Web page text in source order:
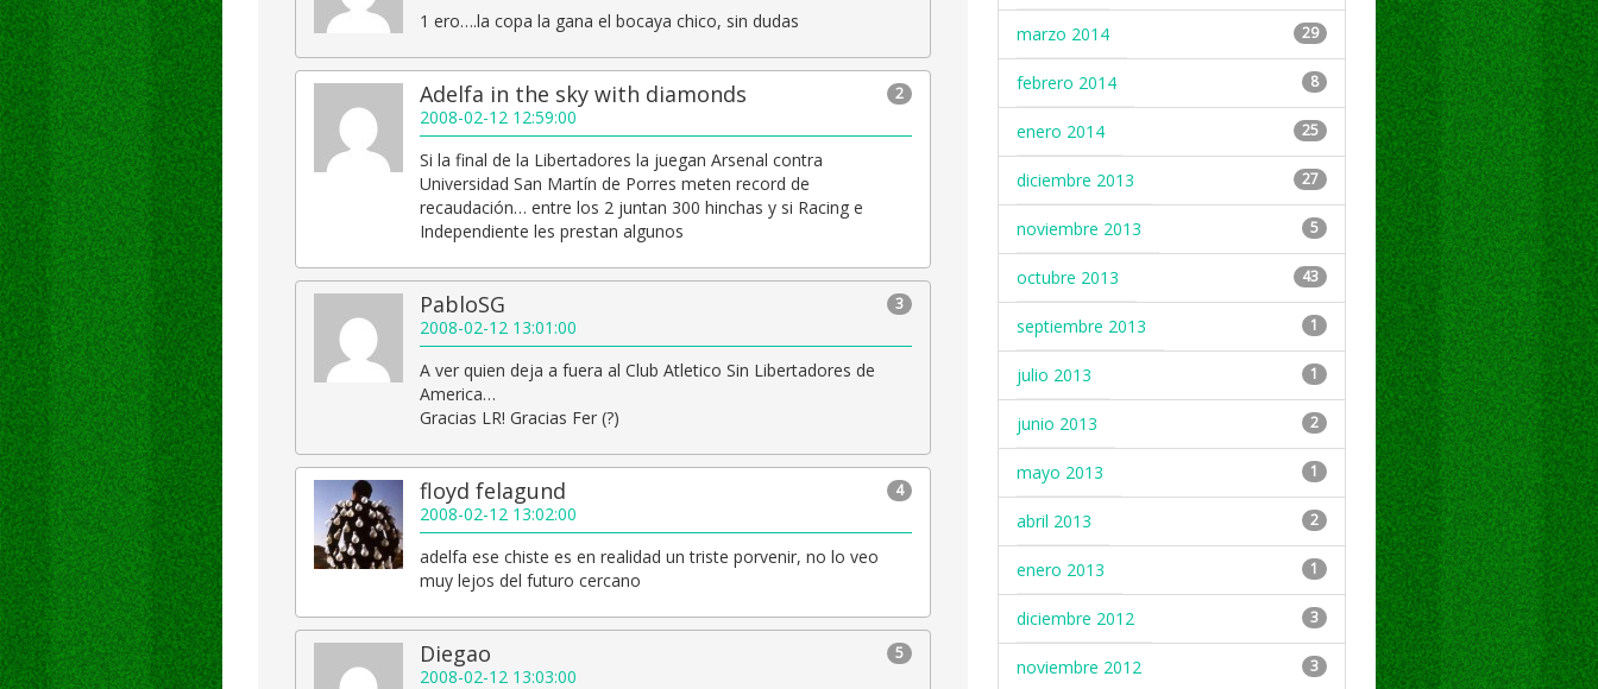
1 ero….la copa la gana el bocaya chico, sin dudas
2
Adelfa in the sky with diamonds
2008-02-12 12:59:00
Si la final de la Libertadores la juegan Arsenal contra
Universidad San Martín de Porres meten record de
recaudación… entre los 2 juntan 300 hinchas y si Racing e
Independiente les prestan algunos
3
PabloSG
2008-02-12 13:01:00
A ver quien deja a fuera al Club Atletico Sin Libertadores de
America…
Gracias LR! Gracias Fer (?)
4
floyd felagund
2008-02-12 13:02:00
adelfa ese chiste es en realidad un triste porvenir, no lo veo
muy lejos del futuro cercano
5
Diegao
2008-02-12 13:03:00
marzo 2014 29
febrero 2014 8
enero 2014 25
diciembre 2013 27
noviembre 2013 5
octubre 2013 43
septiembre 2013 1
julio 2013 1
junio 2013 2
mayo 2013 1
abril 2013 2
enero 2013 1
diciembre 2012 3
noviembre 2012 3